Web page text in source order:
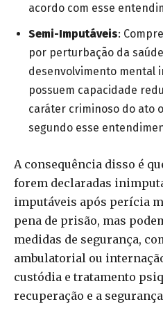
acordo com esse
Semi-Imputáveis:
por perturbação da
desenvolvimento mental
possuem capacidade
caráter criminoso do ato
segundo esse
A consequência disso é
forem declaradas
imputáveis após perícia
pena de prisão, mas
medidas de segurança,
ambulatorial ou
custódia e tratamento
recuperação e a